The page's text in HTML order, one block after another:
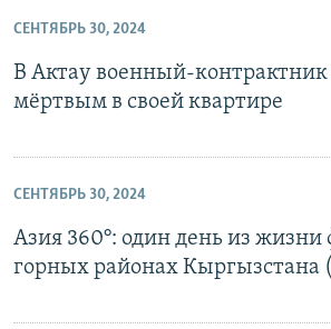
СЕНТЯБРЬ 30, 2024
В Актау военный-
мёртвым в своей квартире
СЕНТЯБРЬ 30, 2024
Азия 360°: один день из жизни
горных районах Кыргызстана